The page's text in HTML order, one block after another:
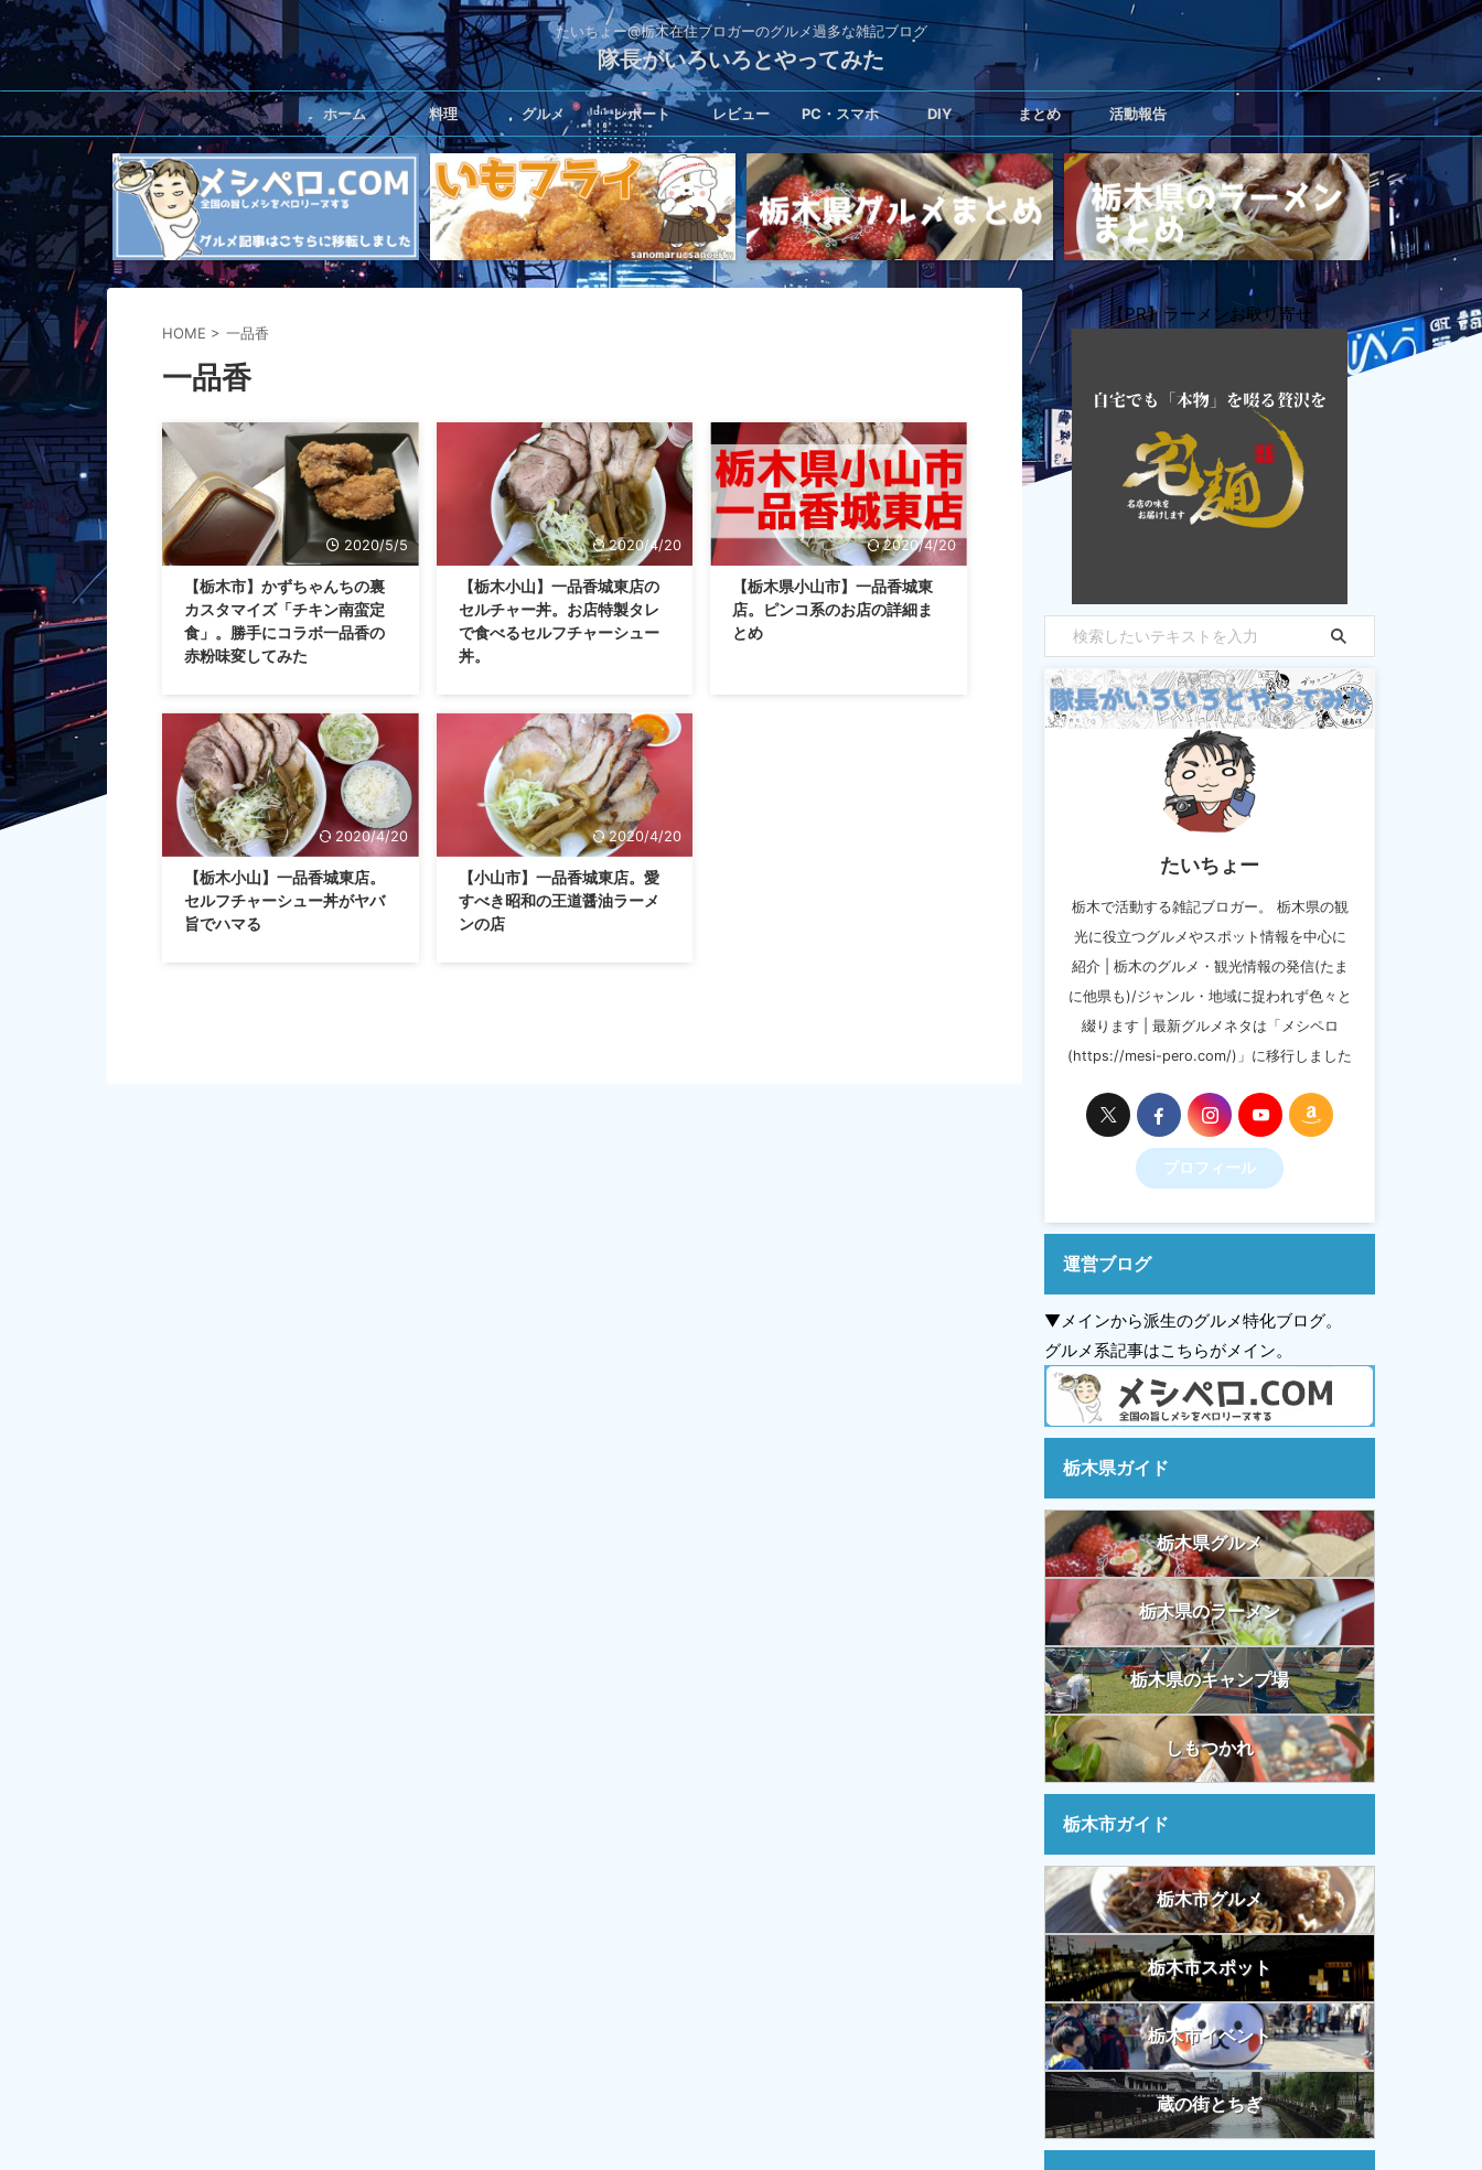
たいちょー@栃木在住ブロガーのグルメ過多な雑記ブログ
隊長がいろいろとやってみた
ホーム 料理 グルメ レポート レビュー PC・スマホ DIY まとめ 活動報告
HOME > 一品香
一品香
2020/5/5
【栃木市】かずちゃんちの裏
カスタマイズ「チキン南蛮定
食」。勝手にコラボ一品香の
赤粉味変してみた
2020/4/20
【栃木小山】一品香城東店の
セルチャー丼。お店特製タレ
で食べるセルフチャーシュー
丼。
2020/4/20
【栃木県小山市】一品香城東
店。ピンコ系のお店の詳細ま
とめ
2020/4/20
【栃木小山】一品香城東店。
セルフチャーシュー丼がヤバ
旨でハマる
2020/4/20
【小山市】一品香城東店。愛
すべき昭和の王道醤油ラーメ
ンの店
【PR】ラーメンお取り寄せ
たいちょー
栃木で活動する雑記ブロガー。 栃木県の観
光に役立つグルメやスポット情報を中心に
紹介 | 栃木のグルメ・観光情報の発信(たま
に他県も)/ジャンル・地域に捉われず色々と
綴ります | 最新グルメネタは「メシペロ
(https://mesi-pero.com/)」に移行しました
プロフィール
運営ブログ
▼メインから派生のグルメ特化ブログ。
グルメ系記事はこちらがメイン。
栃木県ガイド
栃木県グルメ
栃木県のラーメン
栃木県のキャンプ場
しもつかれ
栃木市ガイド
栃木市グルメ
栃木市スポット
栃木市イベント
蔵の街とちぎ